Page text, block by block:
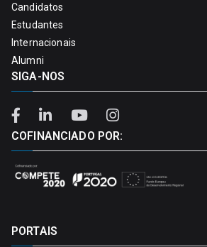
Candidatos
Estudantes
Internacionais
Alumni
SIGA-NOS
COFINANCIADO POR:
PORTAIS